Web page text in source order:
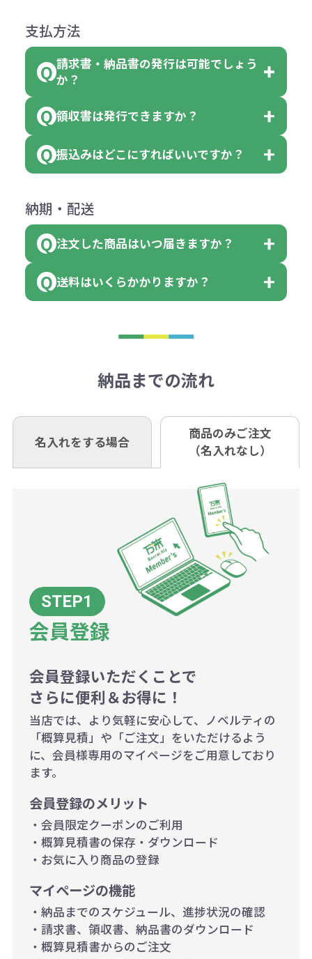
費用）
になっております。
クエアトート」は10個単位でしたら
色を指定出来るので、ピンクを100
個、ブルーを90個、イエローを110
【色指定の仕方】
に必要な個数を入力ください。
※10個単位など購入できる単位が決
はまらない数を入力すると、アラー
アラートに従って数を調整してくだ
合
●名入れ、オリジナルの内容が異な
っていた場合
または返金にて対応させていただき
ます。
その際不良品については送料着払い
ください。
（商品の状態により、対応が変わる
※不良商品をご返却いただけない場
います。あらかじめご了承くださ
※不良商品は商品到着後7営業日以
お問合せ先
0120-979-907
AM10:00～PM5:00（土・日・祝日を
計算例：
＜1色印刷の場合＞
（提供価格（商品代）+名入れ費用
（印刷代））×枚数+製版代
（提供価格（商品代）+名入れ費用
×色数
※例えば2色印刷の場合には、名入
れ費用が2倍、製版代が2倍必要で
す。
相談下さい。
なお、印刷代はボリュームディスカ
同じ版で多くの数量を印刷すると、1
個当たりの印刷代単価がお安くなり
一方、数量が少なく一定数に満たな
い場合は、単価計算ではなく、印刷
代の基本料金を一式頂戴する場合が
ございます。
ボリュームディスカウントの計算は
商品や印刷方法によって異なります
ので、予めご了承ください。
例：200個未満（1式：18,000円）
200個~499個の場合：42円（1個
当たり）
500個~999個の場合：35円（1個
1,000個以上：28円（1個当た
り）
商品によりますが、お見積もりさせ
ていただきます。
見積もりサポートから個別でお問い
支払方法
請求書・納品書の発行は可能でしょう
か？
会員様はマイページより各種帳票の
ダウンロードが可能です。
詳しくはこちらはご確認ください。
領収書のダウンロード
領収書は発行できますか？
会員様はマイページより各種帳票の
詳しくはこちらはご確認ください。
領収書のダウンロード
振込みはどこにすればいいですか？
下記口座にお願いします。
■三菱UFJ銀行
小田井支店（おたいしてん）
■ゆうちょ銀行（振替口座）
口座名 株式会社モノベーション
※振り込み手数料はお客さま負担と
なりますのでご注意ください。
納期・配送
注文した商品はいつ届きますか？
既製品の場合、ご入金確認後3営業
ご入金確認後約3週間となります。
定しているものもあります。
あれば、午前中までにご注文とご入
金いただければ翌日着でお送りする
お急ぎの場合、ご相談ください。最
大限努力いたします。
送料はいくらかかりますか？
き別途申し受けます。
も複数ヶ所への納品の場合、別途送
料頂戴する場合がございます。
詳細はこちらご確認ください。
納品までの流れ
名入れをする場合
商品のみご注文
（名入れなし）
会員登録
会員登録いただくことで
さらに便利＆お得に！
当店では、より気軽に安心して、ノベルティの
「概算見積」や「ご注文」をいただけるよう
に、会員様専用のマイページをご用意しており
ます。
会員登録のメリット
・会員限定クーポンのご利用
・概算見積書の保存・ダウンロード
・お気に入り商品の登録
マイページの機能
・納品までのスケジュール、進捗状況の確認
・請求書、領収書、納品書のダウンロード
・概算見積書からのご注文